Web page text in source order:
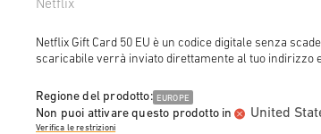
Netflix
Netflix Gift Card 50 EU è un codice digitale senza
scaricabile verrà inviato direttamente al tuo indirizzo
Regione del prodotto: EUROPE
Non puoi attivare questo prodotto in United
Verifica le restrizioni